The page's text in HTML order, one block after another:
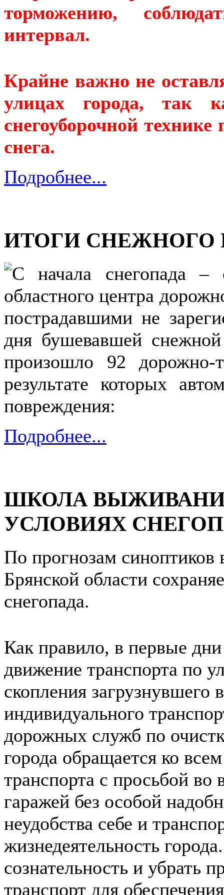
торможению,
интервал.
Крайне важно не
улицах города, так
снегоуборочной
снега.
Подробнее...
ИТОГИ СНЕЖНОГО
С начала снегопада
областного центра
пострадавшими не
дня бушевавшей
произошло 92 дорожно-
результате которых
повреждения:
Подробнее...
ШКОЛА
УСЛОВИЯХ
По прогнозам синоптиков
Брянской области
снегопада.
Как правило, в первые дни
движение транспорта по
скопления загрузнувшего
индивидуального
дорожных служб по
города обращается ко
транспорта с просьбой во
гаражей без особой
неудобства себе и
жизнедеятельность
сознательность и убрать
транспорт для